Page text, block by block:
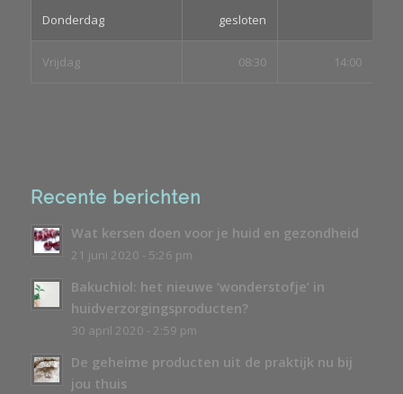
Donderdag gesloten
Vrijdag 08:30 14:00
Recente berichten
Wat kersen doen voor je huid en gezondheid
21 juni 2020 - 5:26 pm
Bakuchiol: het nieuwe ‘wonderstofje’ in
huidverzorgingsproducten?
30 april 2020 - 2:59 pm
De geheime producten uit de praktijk nu bij
jou thuis